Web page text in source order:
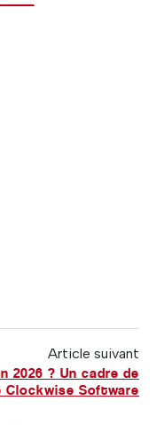
Article suivant
2026 ? Un cadre de
Software